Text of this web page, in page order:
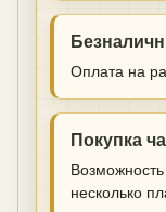
Оплата на
Покупка
несколько